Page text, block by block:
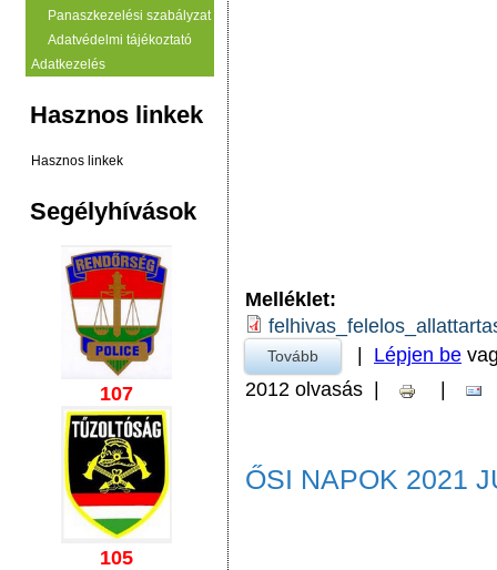
Panaszkezelési szabályzat
Adatvédelmi tájékoztató
Adatkezelés
Hasznos linkek
Hasznos linkek
Segélyhívások
107
105
Melléklet:
Tovább a Felhívás Felelős
Lépjen be
2012 olvasás
ŐSI NAPOK 2021